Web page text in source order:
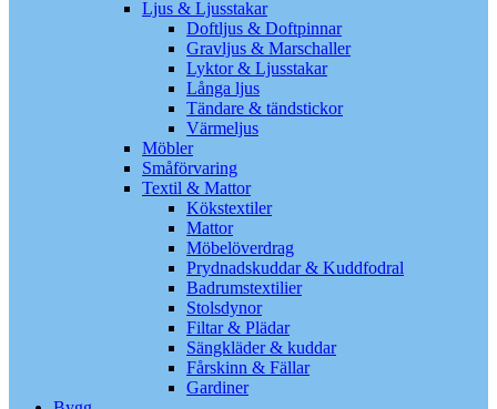
Ljus & Ljusstakar
Doftljus & Doftpinnar
Gravljus & Marschaller
Lyktor & Ljusstakar
Långa ljus
Tändare & tändstickor
Värmeljus
Möbler
Småförvaring
Textil & Mattor
Kökstextiler
Mattor
Möbelöverdrag
Prydnadskuddar & Kuddfodral
Badrumstextilier
Stolsdynor
Filtar & Plädar
Sängkläder & kuddar
Fårskinn & Fällar
Gardiner